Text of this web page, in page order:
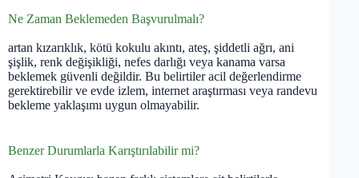
Ne Zaman Beklemeden Başvurulmalı?
artan kızarıklık, kötü kokulu akıntı, ateş, şiddetli ağrı, ani
şişlik, renk değişikliği, nefes darlığı veya kanama varsa
beklemek güvenli değildir. Bu belirtiler acil değerlendirme
gerektirebilir ve evde izlem, internet araştırması veya randevu
bekleme yaklaşımı uygun olmayabilir.
Benzer Durumlarla Karıştırılabilir mi?